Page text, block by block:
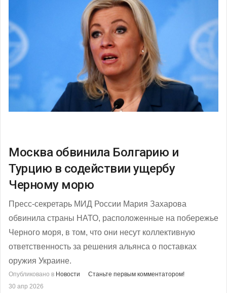
Москва обвинила Болгарию и
Турцию в содействии ущербу
Черному морю
Пресс-секретарь МИД России Мария Захарова
обвинила страны НАТО, расположенные на побережье
Черного моря, в том, что они несут коллективную
ответственность за решения альянса о поставках
оружия Украине.
Опубликовано в Новости
Станьте первым комментатором!
30 апр 2026